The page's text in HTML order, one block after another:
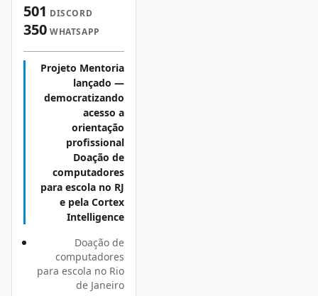
501 DISCORD
350 WHATSAPP
Projeto Mentoria
lançado —
democratizando
acesso a
orientação
profissional
Doação de
computadores
para escola no RJ
e pela Cortex
Intelligence
Doação de
computadores
para escola no Rio
de Janeiro